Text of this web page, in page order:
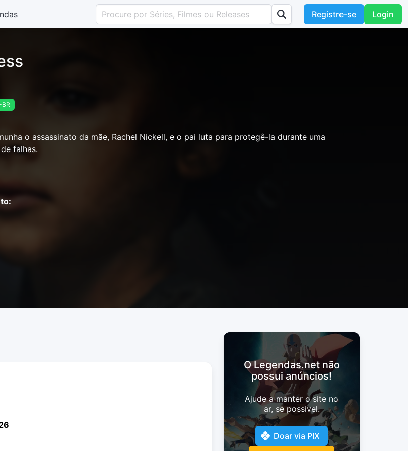
Registre-se Login
o assassinato da mãe, Rachel Nickell, e o pai luta para protegê-la durante uma
falhas.
O Legendas.net não
possui anúncios!
Ajude a manter o site no
ar, se possivel.
Doar via PIX